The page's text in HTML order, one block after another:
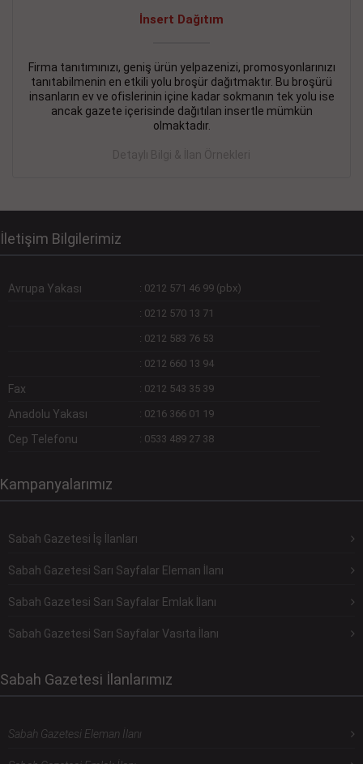
İnsert Dağıtım
Firma tanıtımınızı, geniş ürün yelpazenizi, promosyonlarınızı
tanıtabilmenin en etkili yolu broşür dağıtmaktır. Bu broşürü
insanların ev ve ofislerinin içine kadar sokmanın tek yolu ise
ancak gazete içerisinde dağıtılan insertle mümkün
olmaktadır.
Detaylı Bilgi & İlan Örnekleri
İletişim Bilgilerimiz
Avrupa Yakası : 0212 571 46 99 (pbx)
: 0212 570 13 71
: 0212 583 76 53
: 0212 660 13 94
Fax : 0212 543 35 39
Anadolu Yakası : 0216 366 01 19
Cep Telefonu : 0533 489 27 38
Kampanyalarımız
Sabah Gazetesi İş İlanları
Sabah Gazetesi Sarı Sayfalar Eleman İlanı
Sabah Gazetesi Sarı Sayfalar Emlak İlanı
Sabah Gazetesi Sarı Sayfalar Vasıta İlanı
Sabah Gazetesi İlanlarımız
Sabah Gazetesi Eleman İlanı
DEVREMÜLK KİRALIK İlanı- 11.09.2018
SİNYE Tekstile Şoförlüğü olan 35 yaşını aşmamış, Depo
elemanı alınacaktır. Osmanbey, Şişli
Devamını Gör